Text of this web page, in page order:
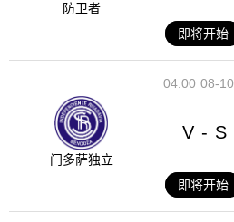
防卫者
即将开始
08-10
04:00
门多萨独立
V - S
即将开始